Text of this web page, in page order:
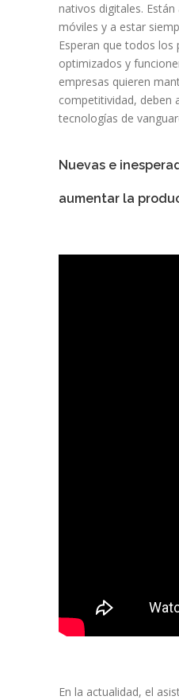
nativos digitales.
móviles y a estar
Esperan que todos los
optimizados y
empresas quieren
competitividad, deben
tecnologías de
Nuevas e
aumentar la
En la actualidad, el